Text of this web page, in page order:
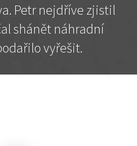
Petr nejdříve zjistil
shánět náhradní
vyřešit.